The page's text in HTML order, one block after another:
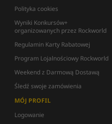
Polityka cookies
Wyniki Konkursów+
organizowanych przez Rockworld
Regulamin Karty Rabatowej
Program Lojalnościowy Rockworld
Weekend z Darmową Dostawą
Śledź swoje zamówienia
MÓJ PROFIL
Logowanie